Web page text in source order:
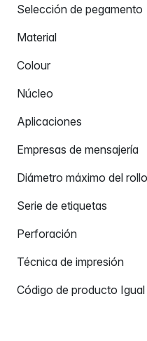
Selección de pegamento
Material
Colour
Núcleo
Aplicaciones
Empresas de mensajería
Diámetro máximo del rollo
Serie de etiquetas
Perforación
Técnica de impresión
Código de producto Igual